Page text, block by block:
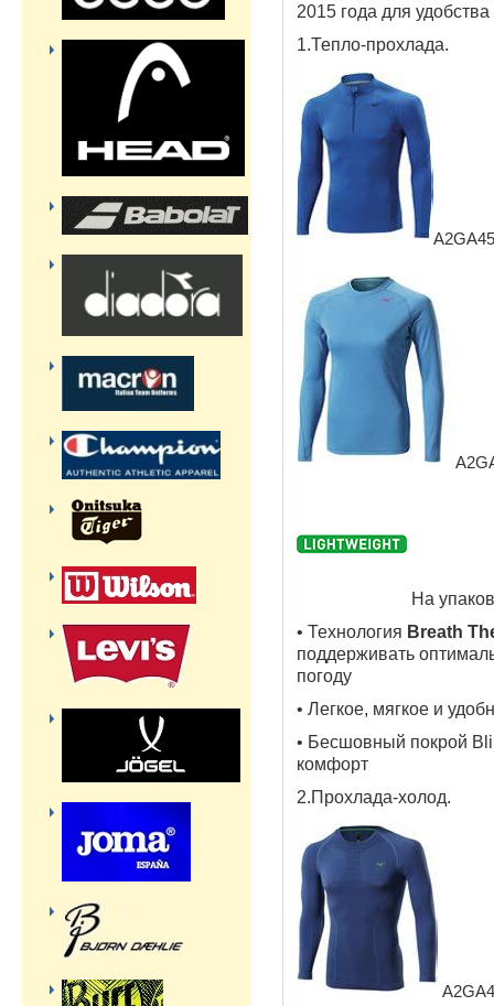
2015 года для
1.Тепло-прохлада.
На
• Технология Breath
поддерживать
погоду
• Легкое, мягкое и
• Бесшовный покрой
комфорт
2.Прохлада-холод.